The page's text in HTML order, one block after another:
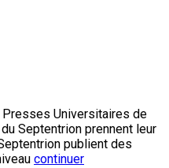
Universitaires de
Septentrion prennent leur
publient des
continuer